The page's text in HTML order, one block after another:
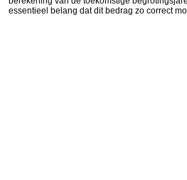
essentieel belang dat dit bedrag zo correct